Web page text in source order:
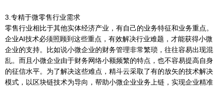
3.专精于微零售行业需求
零售行业相比于其他实体经济产业，有自己的业务特征和业务重点。
企业AI技术必须照顾到这些重点，有效解决行业难题，才能获得小微
企业的支持。比如说小微企业的财务管理非常繁琐，往往容易出现混
乱。而且小微企业由于财务网络小额频繁的特点，也不容易提高自身
的征信水平。为了解决这些难点，精斗云采取了有的放矢的技术解决
模式，以区块链技术为导向，帮助小微企业业务上链，实现企业精准